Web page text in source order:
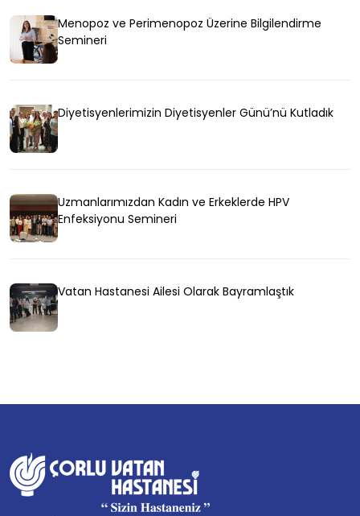
Menopoz ve Perimenopoz Üzerine Bilgilendirme
Semineri
Diyetisyenlerimizin Diyetisyenler Günü’nü Kutladık
Uzmanlarımızdan Kadın ve Erkeklerde HPV
Enfeksiyonu Semineri
Vatan Hastanesi Ailesi Olarak Bayramlaştık